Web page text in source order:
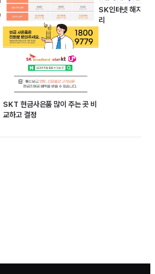
SKT 현금사은품 많이 주는 곳 비
교하고 결정
SK인터넷 해지 방
리